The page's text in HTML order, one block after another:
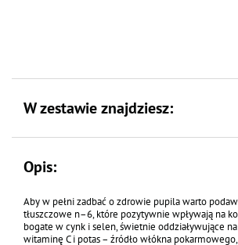
W zestawie znajdziesz:
Opis:
Aby w pełni zadbać o zdrowie pupila warto
tłuszczowe n–6, które pozytywnie wpływają na
bogate w cynk i selen, świetnie oddziaływujące
witaminę C i potas – źródło włókna